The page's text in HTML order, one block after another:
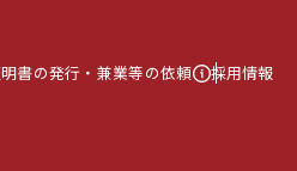
書の発行・兼業等の依頼 採用情報